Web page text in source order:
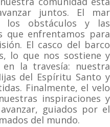
juntos. El mar
los obstáculos y las
que enfrentamos para
El casco del barco
lo que nos sostiene y
la travesía: nuestra
del Espíritu Santo y
Finalmente, el velo
inspiraciones y
guiados por el
del mundo.